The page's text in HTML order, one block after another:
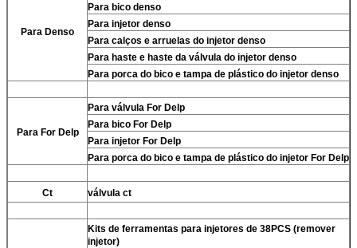
Para Denso
Para bico denso
Para injetor denso
Para calços e arruelas do injetor denso
Para haste e haste da válvula do injetor denso
Para porca do bico e tampa de plástico do injetor denso
Para For Delp
Para válvula For Delp
Para bico For Delp
Para injetor For Delp
Para porca do bico e tampa de plástico do injetor For Delp
Ct válvula ct
Kits de ferramentas para injetores de 38PCS (remover
injetor)